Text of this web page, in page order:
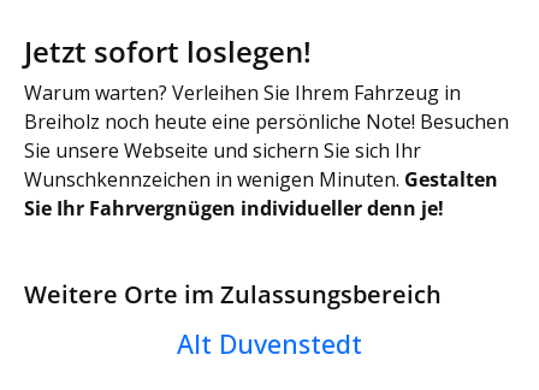
Jetzt sofort loslegen!
Warum warten? Verleihen Sie Ihrem Fahrzeug in
Breiholz noch heute eine persönliche Note! Besuchen
Sie unsere Webseite und sichern Sie sich Ihr
Wunschkennzeichen in wenigen Minuten. Gestalten
Sie Ihr Fahrvergnügen individueller denn je!
Weitere Orte im Zulassungsbereich
Alt Duvenstedt